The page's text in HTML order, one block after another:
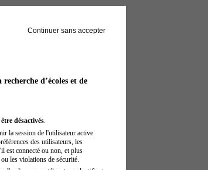
Continuer sans accepter
d’écoles et de
désactivés.
la session de l'utilisateur active
des utilisateurs, les
est connecté ou non, et plus
les violations de sécurité.